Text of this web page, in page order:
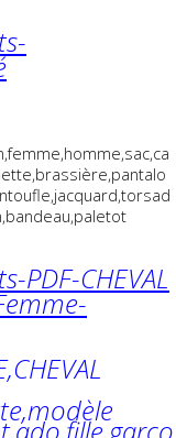
PDF-CHEVAL